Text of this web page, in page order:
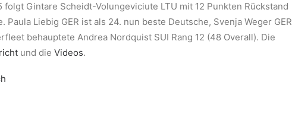
folgt Gintare Scheidt-Volungeviciute LTU mit 12 Punkten Rückstand
Paula Liebig GER ist als 24. nun beste Deutsche, Svenja Weger GER
behauptete Andrea Nordquist SUI Rang 12 (48 Overall). Die
und die Videos.